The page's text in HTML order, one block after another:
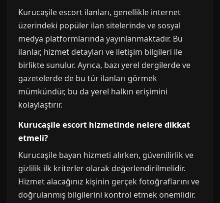
Kurucaşile escort ilanları, genellikle internet
üzerindeki popüler ilan sitelerinde ve sosyal
medya platformlarında yayınlanmaktadır. Bu
ilanlar, hizmet detayları ve iletişim bilgileri ile
birlikte sunulur. Ayrıca, bazı yerel dergilerde ve
gazetelerde de bu tür ilanları görmek
mümkündür, bu da yerel halkın erişimini
kolaylaştırır.
Kurucaşile escort hizmetinde nelere dikkat
etmeli?
Kurucaşile bayan hizmeti alırken, güvenilirlik ve
gizlilik ilk kriterler olarak değerlendirilmelidir.
Hizmet alacağınız kişinin gerçek fotoğraflarını ve
doğrulanmış bilgilerini kontrol etmek önemlidir.